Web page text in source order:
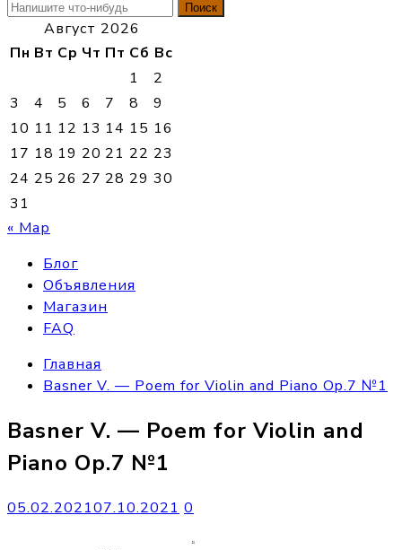
Найти:
Август 2026
Пн Вт Ср Чт Пт Сб Вс
1
2
3
4 5 6 7 8
9
10 11 12 13 14 15 16
17 18 19 20 21 22 23
24 25 26 27 28 29 30
31
« Мар
Блог
Объявления
Магазин
FAQ
Главная
Basner V. — Poem for Violin and Piano Op.7 №1
Basner V. — Poem for Violin and
Piano Op.7 №1
05.02.202107.10.2021 0